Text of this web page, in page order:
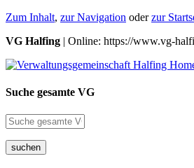
Zum Inhalt, zur Navigation oderzur
VG Halfing | Online: https://www.vg-
Suche gesamte VG
suchen